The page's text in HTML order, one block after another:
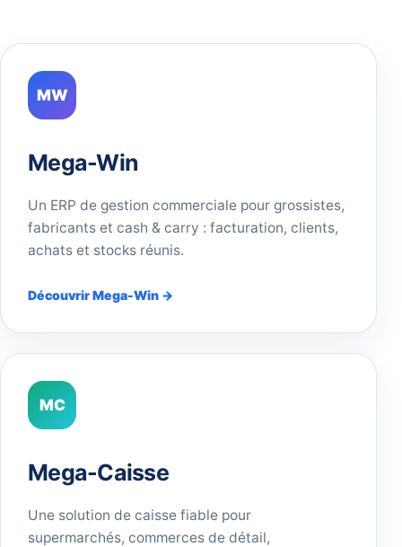
MW
Mega-Win
Un ERP de gestion commerciale pour grossistes,
fabricants et cash & carry : facturation, clients,
achats et stocks réunis.
Découvrir Mega-Win →
MC
Mega-Caisse
Une solution de caisse fiable pour
supermarchés, commerces de détail,